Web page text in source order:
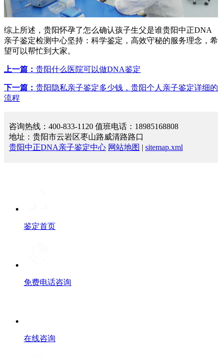
综上所述，贵阳怀孕了怎么确认孩子生父是谁贵阳中正DNA
亲子鉴定检测中心坚持：科学鉴定，高效守秘的服务理念，希
望可以帮忙到大家。
上一篇： 贵阳什么医院可以做DNA鉴定
下一篇： 贵阳隐私亲子鉴定多少钱，贵阳个人亲子鉴定详细的
流程
咨询热线：400-833-1120 值班电话：18985168808
地址：贵阳市云岩区枣山路威清路路口
贵阳中正DNA亲子鉴定中心 网站地图 | sitemap.xml
鉴定首页
免费电话咨询
在线咨询